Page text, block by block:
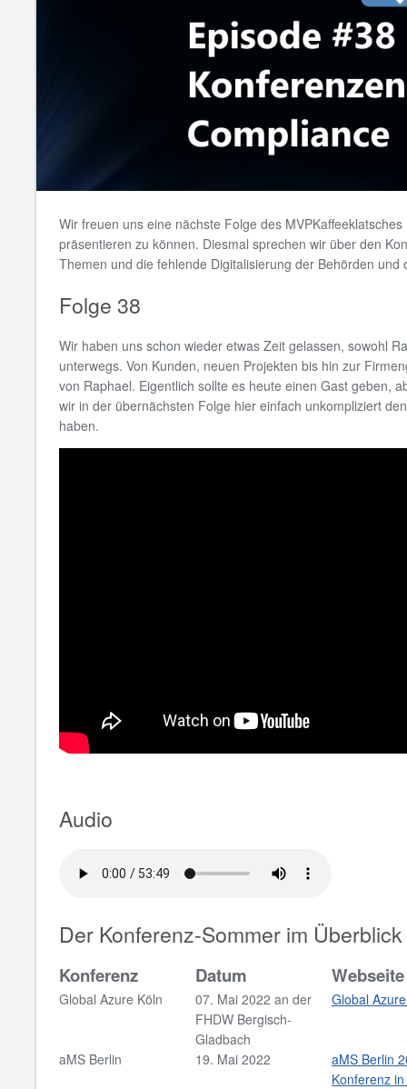
Wir freuen uns eine nächste Folge des
präsentieren zu können. Diesmal sprechen wir über den
Themen und die fehlende Digitalisierung der Behörden und
Folge 38
Wir haben uns schon wieder etwas Zeit gelassen, sowohl
unterwegs. Von Kunden, neuen Projekten bis hin zur
von Raphael. Eigentlich sollte es heute einen Gast geben,
wir in der übernächsten Folge hier einfach unkompliziert
haben.
Audio
Der Konferenz-Sommer im Überblick
Konferenz Datum Webseite
Global Azure Köln
07. Mai 2022 an der
FHDW Bergisch-
Gladbach
Global
aMS Berlin 19. Mai 2022
aMS Berlin
Konferenz